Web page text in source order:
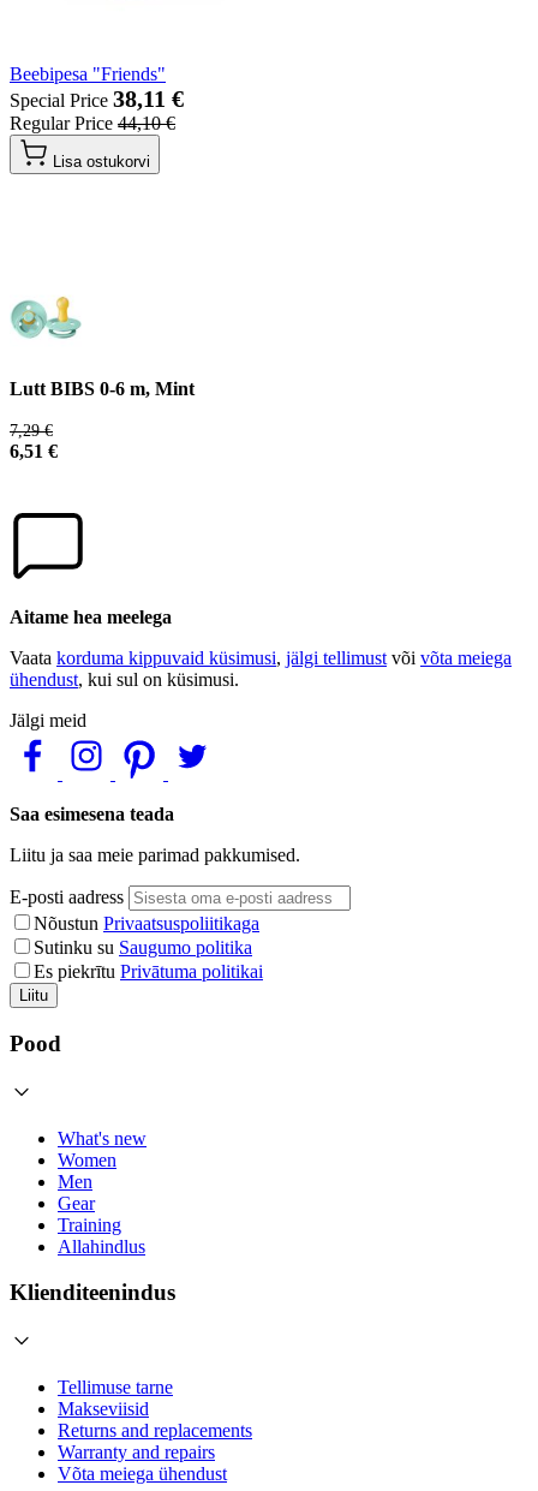
Beebipesa "Friends"
Special Price 38,11 €
Regular Price 44,10 €
Lisa ostukorvi
Lutt BIBS 0-6 m, Mint
7,29 €
6,51 €
Aitame hea meelega
Vaata korduma kippuvaid küsimusi, jälgi tellimust või võta meiega
ühendust, kui sul on küsimusi.
Jälgi meid
Saa esimesena teada
Liitu ja saa meie parimad pakkumised.
E-posti aadress
Nõustun Privaatsuspoliitikaga
Sutinku su Saugumo politika
Es piekrītu Privātuma politikai
Liitu
Pood
What's new
Women
Men
Gear
Training
Allahindlus
Klienditeenindus
Tellimuse tarne
Makseviisid
Returns and replacements
Warranty and repairs
Võta meiega ühendust